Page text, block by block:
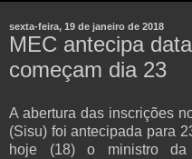
sexta-feira, 19 de janeiro de 2018
MEC antecipa
começam dia 23
A abertura das inscrições
(Sisu) foi antecipada para
hoje (18) o ministro da